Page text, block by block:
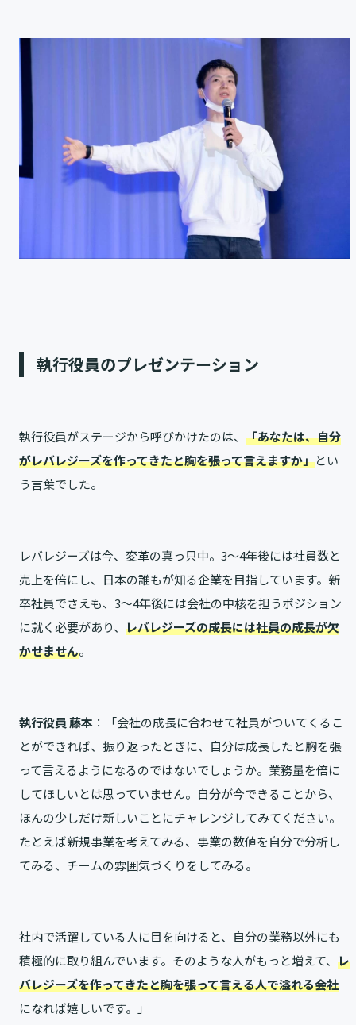
執行役員のプレゼンテーション
執行役員がステージから呼びかけたのは、 「あなたは、自分
がレバレジーズを作ってきたと胸を張って言えますか」とい
う言葉でした。
レバレジーズは今、変革の真っ只中。3～4年後には社員数と
売上を倍にし、日本の誰もが知る企業を目指しています。新
卒社員でさえも、3～4年後には会社の中核を担うポジション
に就く必要があり、 レバレジーズの成長には社員の成長が欠
かせません。
執行役員 藤本 ：「会社の成長に合わせて社員がついてくるこ
とができれば、振り返ったときに、自分は成長したと胸を張
って言えるようになるのではないでしょうか。業務量を倍に
してほしいとは思っていません。自分が今できることから、
ほんの少しだけ新しいことにチャレンジしてみてください。
たとえば新規事業を考えてみる、事業の数値を自分で分析し
てみる、チームの雰囲気づくりをしてみる。
社内で活躍している人に目を向けると、自分の業務以外にも
積極的に取り組んでいます。そのような人がもっと増えて、 レ
バレジーズを作ってきたと胸を張って言える人で溢れる会社
になれば嬉しいです。」